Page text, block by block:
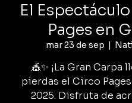
El
Pages en
mar 23 de sep
  |
🎪✨ ¡La Gran Carpa
pierdas el Circo
2025. Disfruta de